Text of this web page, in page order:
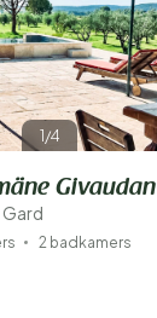
1/4
Givaudan
2 badkamers